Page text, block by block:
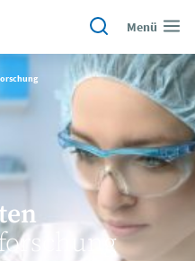
Menü